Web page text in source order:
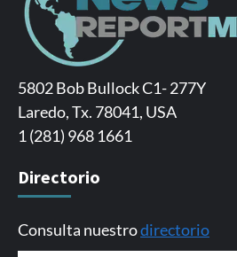
5802 Bob Bullock C1- 277Y
Laredo, Tx. 78041, USA
1 (281) 968 1661
Directorio
Consulta nuestrodirectorio